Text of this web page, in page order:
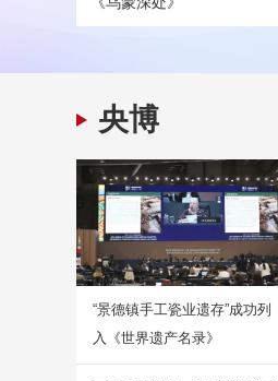
央博
“景德镇手工瓷业遗存”成功列
入《世界遗产名录》